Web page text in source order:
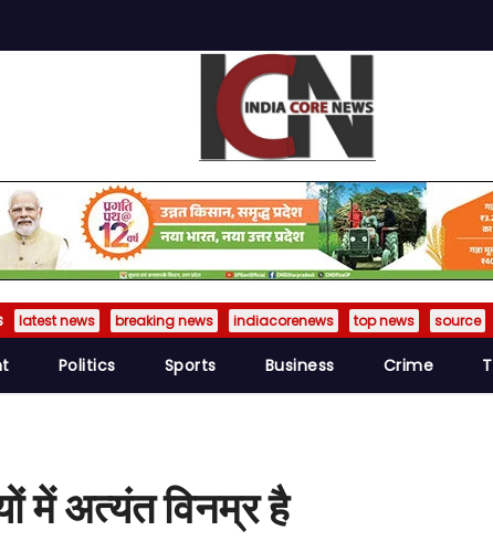
latest news breaking news indiacorenews top news source
Politics Sports Business Crime
में अत्यंत विनम्र है